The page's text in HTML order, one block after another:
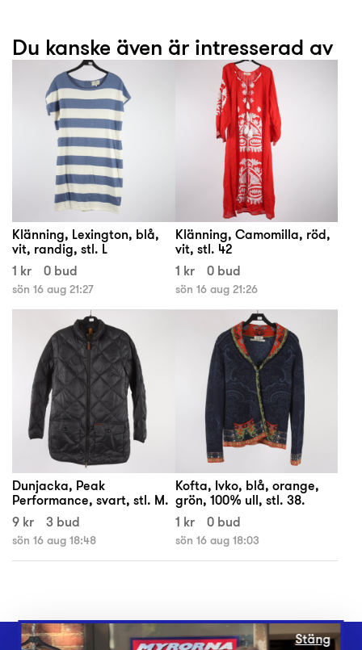
Du kanske även är intresserad av
Klänning, Lexington, blå,
vit, randig, stl. L
1 kr
0 bud
sön 16 aug 21:27
Klänning, Camomilla, röd,
vit, stl. 42
1 kr
0 bud
sön 16 aug 21:26
Dunjacka, Peak
Performance, svart, stl. M.
9 kr
3 bud
sön 16 aug 18:48
Kofta, Ivko, blå, orange,
grön, 100% ull, stl. 38.
1 kr
0 bud
sön 16 aug 18:03
Stäng